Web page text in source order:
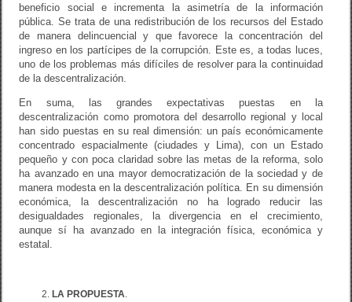
beneficio social e incrementa la asimetría de la información
pública. Se trata de una redistribución de los recursos del Estado
de manera delincuencial y que favorece la concentración del
ingreso en los partícipes de la corrupción. Este es, a todas luces,
uno de los problemas más difíciles de resolver para la continuidad
de la descentralización.
En suma, las grandes expectativas puestas en la
descentralización como promotora del desarrollo regional y local
han sido puestas en su real dimensión: un país económicamente
concentrado espacialmente (ciudades y Lima), con un Estado
pequeño y con poca claridad sobre las metas de la reforma, solo
ha avanzado en una mayor democratización de la sociedad y de
manera modesta en la descentralización política. En su dimensión
económica, la descentralización no ha logrado reducir las
desigualdades regionales, la divergencia en el crecimiento,
aunque sí ha avanzado en la integración física, económica y
estatal.
LA PROPUESTA.